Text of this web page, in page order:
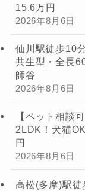
15.6万円
2026年8月6日
仙川駅徒歩10
共生型・全長
師谷
2026年8月6日
【ペット相談
2LDK！犬猫
円
2026年8月6日
高松(多摩)駅